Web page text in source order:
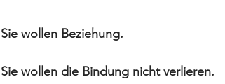
Sie wollen Beziehung.
Sie wollen die Bindung nicht verlieren.